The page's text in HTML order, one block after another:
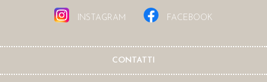
INSTAGRAM FACEBOOK
CONTATTI